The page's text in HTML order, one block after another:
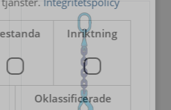
Inriktning
Oklassificerade